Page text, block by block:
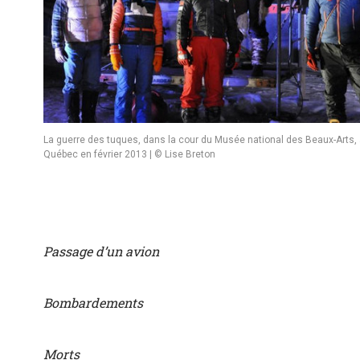
La guerre des tuques, dans la cour du Musée national des Beaux-Arts,
Québec en février 2013 | © Lise Breton
Passage d’un avion
Bombardements
Morts